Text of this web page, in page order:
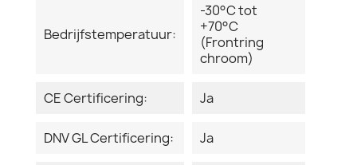
Bedrijfstemperatuur:
-30°C tot
+70°C
(Frontring
chroom)
CE Certificering: Ja
DNV GL Certificering: Ja